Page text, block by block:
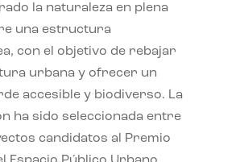
la naturaleza en plena
una estructura
con el objetivo de rebajar
urbana y ofrecer un
accesible y biodiverso. La
ha sido seleccionada entre
candidatos al Premio